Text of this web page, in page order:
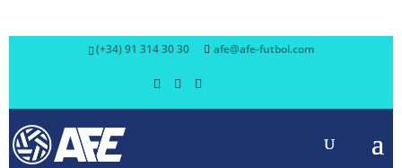
(+34) 91 314 30 30 afe@afe-futbol.com